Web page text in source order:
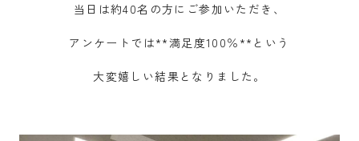
当日は約40名の方にご参加いただき、
アンケートでは**満足度100％**という
大変嬉しい結果となりました。